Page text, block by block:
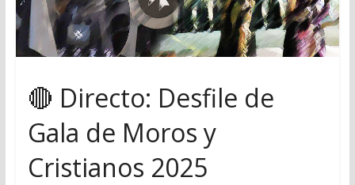
🔴 Directo: Desfile de
Gala de Moros y
Cristianos 2025